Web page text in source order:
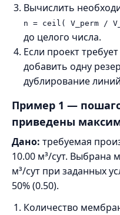
Вычислить
n = ceil( V_perm /
до целого числа.
Если проект
добавить одну
дублирование
Пример 1 —
приведены
Дано: требуемая
10.00 м³/сут. Выбрана
м³/сут при заданных
50% (0.50).
Количество